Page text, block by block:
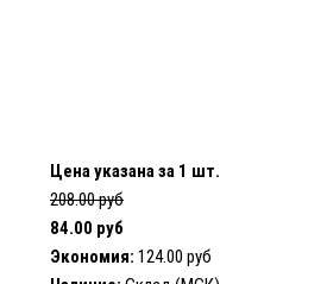
Цена указана за 1 шт.
208.00 руб
84.00 руб
Экономия: 124.00 руб